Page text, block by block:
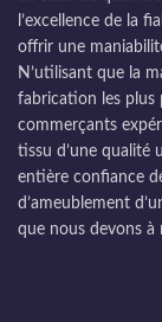
l’excellence de la
offrir une
N’utilisant que la
fabrication les plus
commerçants
tissu d’une qualité
entière confiance
d’ameublement
que nous devons à